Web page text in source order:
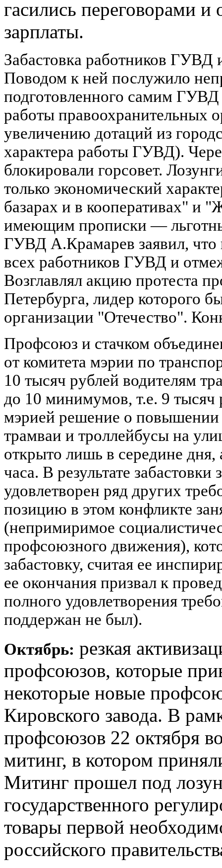
гасились переговорами
зарплаты.
Забастовка работников ГУВД
Поводом к ней послужило
подготовленного самим
работы правоохранительных
увеличению дотаций из
характера работы ГУВД).
блокировали горсовет.
только экономический
базарах и в кооперативах" и
имеющим прописки —
ГУВД А.Крамарев заявил,
всех работников ГУВД и
Возглавлял акцию протеста
Петербурга, лидер которого
организации "Отечество".
Профсоюз и стачком
от комитета мэрии по
10 тысяч рублей водителям
до 10 минимумов, т.е. 9
мэрией решение о повышении
трамваи и троллейбусы на
открыто лишь в середине дня,
часа. В результате
удовлетворен ряд других
позицию в этом конфликте
(непримиримое
профсоюзного движения),
забастовку, считая ее
ее окончания призвал к
полного удовлетворения
поддержан не был).
Октябрь: резкая
профсоюзов, которые
некоторые новые
Кировского завода. В
профсоюзов 22 октября
митинг, в котором
Митинг прошел под
государственного
товары первой
российского